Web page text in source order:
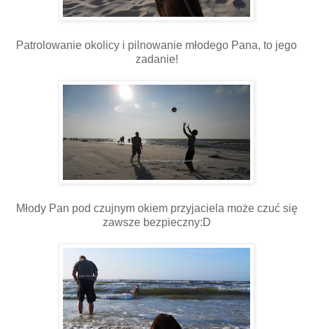
Patrolowanie okolicy i pilnowanie młodego Pana, to jego
zadanie!
Młody Pan pod czujnym okiem przyjaciela może czuć się
zawsze bezpieczny:D